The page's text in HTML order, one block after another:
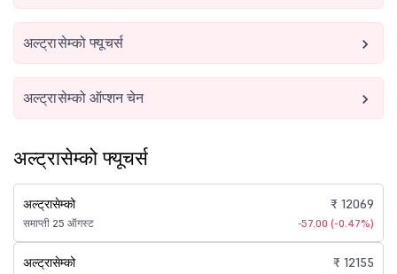
अल्ट्रासेम्को फ्यूचर्स
अल्ट्रासेम्को ऑप्शन चेन
अल्ट्रासेम्को फ्यूचर्स
अल्ट्रासेम्को
समाप्ती 25 ऑगस्ट
₹ 12069
-57.00 (-0.47%)
अल्ट्रासेम्को ₹ 12155